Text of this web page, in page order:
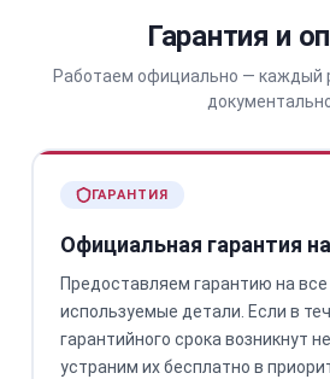
Гарантия и
Работаем официально — каждый
ГАРАНТИЯ
Официальная гарантия
Предоставляем гарантию на
используемые детали. Если в
гарантийного срока возникнут
устраним их бесплатно в